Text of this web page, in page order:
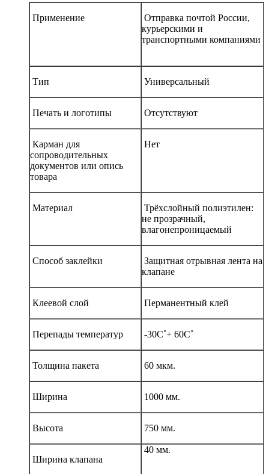
Применение
Отправка почтой России,
курьерскими и
транспортными компаниями
Тип Универсальный
Печать и логотипы Отсутствуют
Карман для
сопроводительных
документов или опись
товара
Нет
Материал
Трёхслойный полиэтилен:
не прозрачный,
влагонепроницаемый
Способ заклейки
Защитная отрывная лента на
клапане
Клеевой слой Перманентный клей
Перепады температур -30С˚+ 60С˚
Толщина пакета 60 мкм.
Ширина 1000 мм.
Высота 750 мм.
Ширина клапана
40 мм.